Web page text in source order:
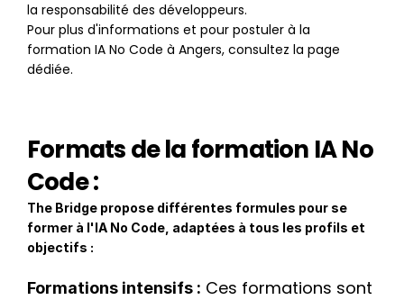
la responsabilité des développeurs.
Pour plus d'informations et pour postuler à la
formation IA No Code à Angers, consultez la page
dédiée.
Formats de la formation IA No
Code :
The Bridge propose différentes formules pour se
former à l'IA No Code, adaptées à tous les profils et
objectifs :
Formations intensifs : Ces formations sont